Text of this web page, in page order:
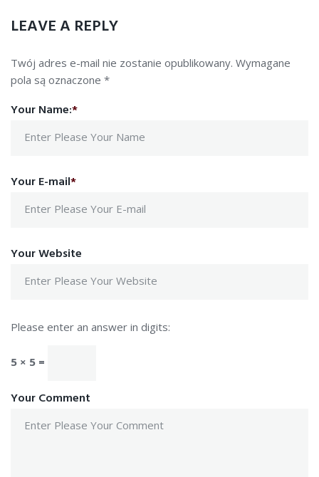
LEAVE A REPLY
Twój adres e-mail nie zostanie opublikowany. Wymagane
pola są oznaczone *
Your Name:*
Your E-mail*
Your Website
Please enter an answer in digits:
5 × 5 =
Your Comment